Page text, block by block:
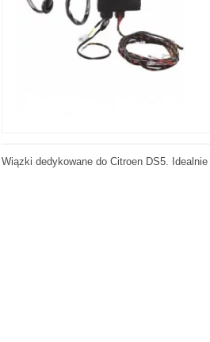
Wiązki dedykowane do Citroen DS5.